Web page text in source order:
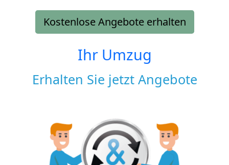
Kostenlose Angebote erhalten
Ihr Umzug
Erhalten Sie jetzt Angebote